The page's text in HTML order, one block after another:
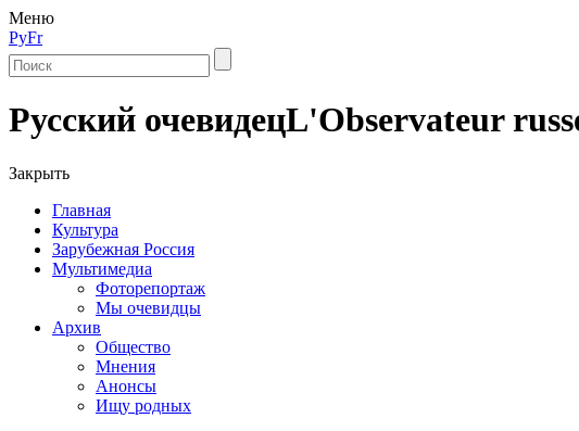
Меню
РуFr
Русский очевидецL'Observateur
Закрыть
Главная
Культура
Зарубежная Россия
Мультимедиа
Фоторепортаж
Мы очевидцы
Архив
Общество
Мнения
Анонсы
Ищу родных